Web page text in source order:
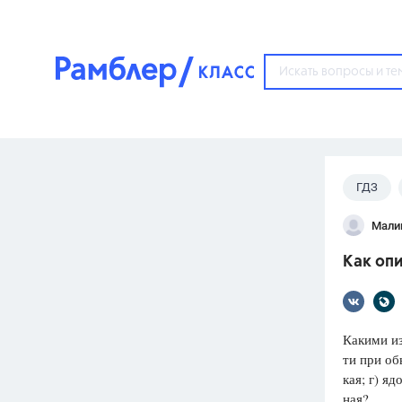
Популярные темы
3273 ответа
3460 ответов
ФИПИ
ответов
ГДЗ
Как
Какими
ти при
кая; г)
ная?